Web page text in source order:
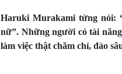
Haruki Murakami từng nói:
nữ”. Những người có tài
làm việc thật chăm chỉ, đào